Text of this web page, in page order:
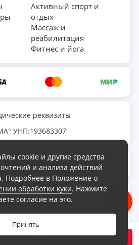
cookie и другие средства
и анализа действий
Подробнее в Положение о
обработки куки. Нажмите
согласие на это.
Принять
Активный спорт и
отдых
Массаж и
реабилитация
Фитнес и йога
реквизиты
УНП:193683307
fds.by@yandex.ru
звонок
«Фитнес Дома», 2026